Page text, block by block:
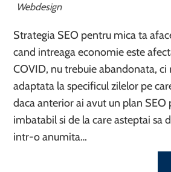
Webdesign
Strategia SEO pentru mica ta
cand intreaga economie este
COVID, nu trebuie abandonata, ci
adaptata la specificul zilelor pe
daca anterior ai avut un plan SEO
imbatabil si de la care asteptai sa
intr-o anumita…